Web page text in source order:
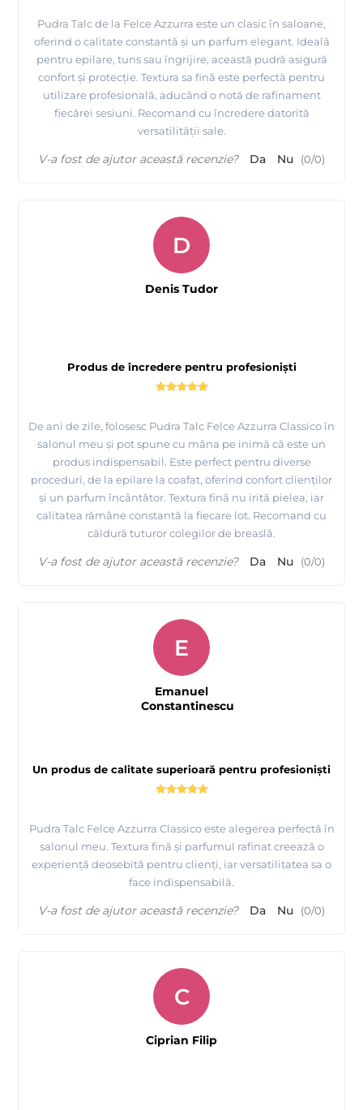
Pudra Talc de la Felce Azzurra este un clasic în saloane,
oferind o calitate constantă și un parfum elegant. Ideală
pentru epilare, tuns sau îngrijire, această pudră asigură
confort și protecție. Textura sa fină este perfectă pentru
utilizare profesională, aducând o notă de rafinament
fiecărei sesiuni. Recomand cu încredere datorită
versatilității sale.
V-a fost de ajutor această recenzie? Da Nu (0/0)
Produs de încredere pentru profesioniști
De ani de zile, folosesc Pudra Talc Felce Azzurra Classico în
salonul meu și pot spune cu mâna pe inimă că este un
produs indispensabil. Este perfect pentru diverse
proceduri, de la epilare la coafat, oferind confort clienților
și un parfum încântător. Textura fină nu irită pielea, iar
calitatea rămâne constantă la fiecare lot. Recomand cu
căldură tuturor colegilor de breaslă.
D
Denis Tudor
V-a fost de ajutor această recenzie? Da Nu (0/0)
Un produs de calitate superioară pentru profesioniști
Pudra Talc Felce Azzurra Classico este alegerea perfectă în
salonul meu. Textura fină și parfumul rafinat creează o
experiență deosebită pentru clienți, iar versatilitatea sa o
face indispensabilă.
E
Emanuel
Constantinescu
V-a fost de ajutor această recenzie? Da Nu (0/0)
C
Ciprian Filip